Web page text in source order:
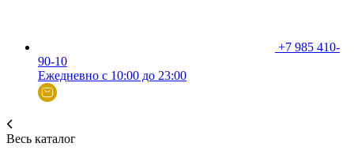
+7 985 410-
90-10
Ежедневно с 10:00 до 23:00
Весь каталог